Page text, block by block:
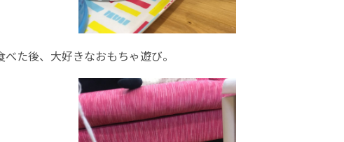
た後、大好きなおもちゃ遊び。